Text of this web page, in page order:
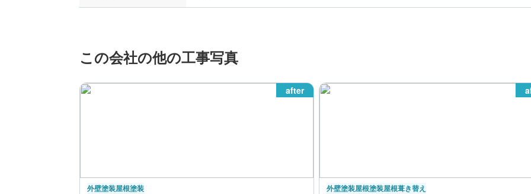
この会社の他の工事写真
after
外壁塗装屋根塗装 外壁塗装屋根塗装屋根葺き替え